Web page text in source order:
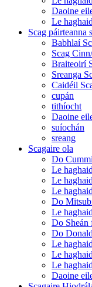
Daoine
Le
Scag páirteanna
Babhlaí
Scag
Braiteoirí
Sreanga
Caidéil
cupán
tithíocht
Daoine
suíochán
sreang
Scagaire ola
Do
Le
Le
Le
Do
Le
Do Sheán
Do
Le
Le
Le
Daoine